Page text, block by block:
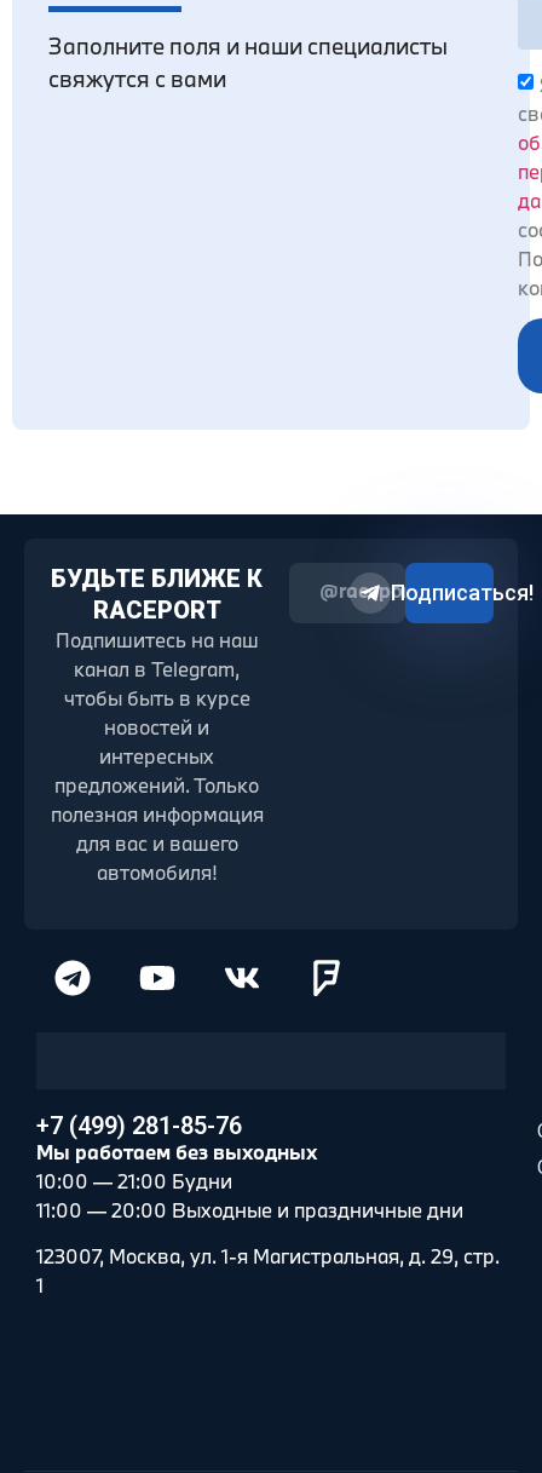
Заполните поля и наши специалисты
свяжутся с вами
БУДЬТЕ БЛИЖЕ К
RACEPORT
Подпишитесь на наш
канал в Telegram,
чтобы быть в курсе
новостей и
интересных
предложений. Только
полезная информация
для вас и вашего
автомобиля!
@raceport2022
Подписаться!
+7 (499) 281-85-76
Мы работаем без выходных
10:00 — 21:00 Будни
11:00 — 20:00 Выходные и праздничные дни
123007, Москва, ул. 1-я Магистральная, д. 29, стр.
1